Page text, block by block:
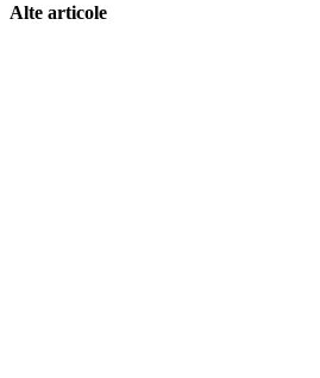
Alte articole